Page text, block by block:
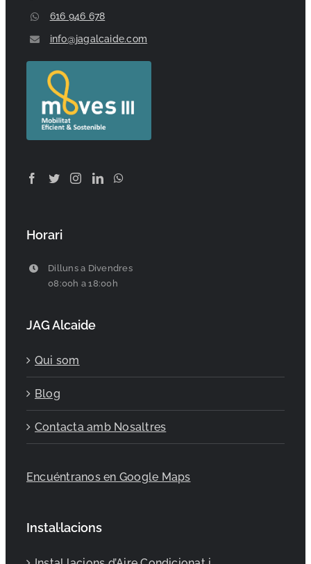
616 946 678
info@jagalcaide.com
Horari
Dilluns a Divendres
08:00h a 18:00h
JAG Alcaide
Qui som
Blog
Contacta amb Nosaltres
Encuéntranos en Google Maps
Instal·lacions